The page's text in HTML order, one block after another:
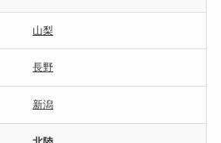
山梨
長野
新潟